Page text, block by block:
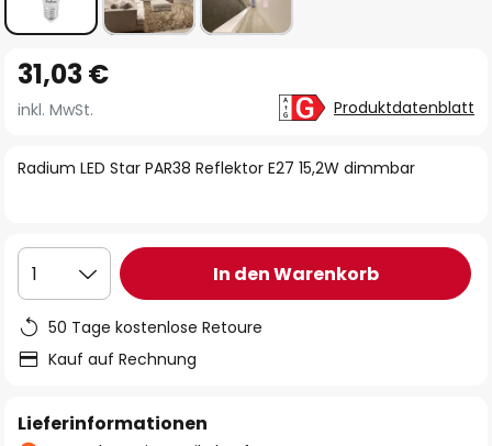
Anfang
der
springen
Radium LED Star PAR38 Reflektor E27 15,2W dimmbar
31,03 €
inkl. MwSt. Produktdatenblatt
1 In den Warenkorb
50 Tage kostenlose Retoure
Kauf auf Rechnung
Lieferinformationen